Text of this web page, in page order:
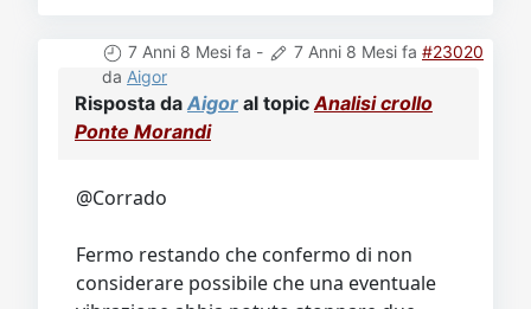
7 Anni 8 Mesi fa - 7 Anni 8 Mesi fa #23020
da Aigor
Risposta da Aigor al topicAnalisi crollo
Ponte Morandi
@Corrado
Fermo restando che confermo di non
considerare possibile che una eventuale